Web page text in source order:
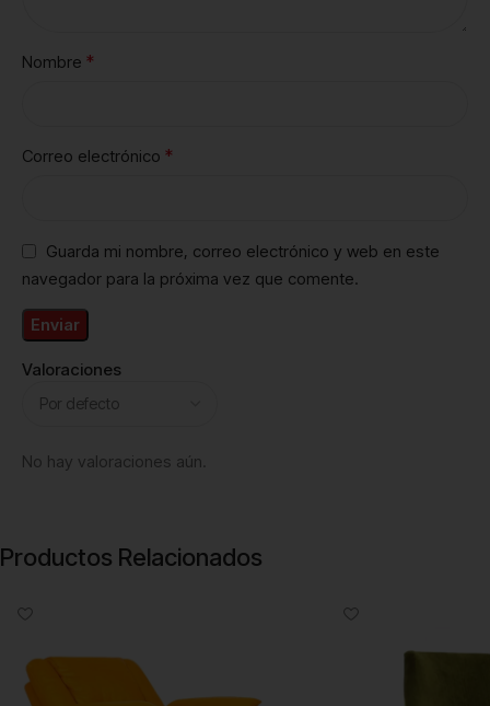
Valoraciones
No hay valoraciones aún.
Nombre *
Correo electrónico *
Guarda mi nombre, correo electrónico y web en este
navegador para la próxima vez que comente.
Productos Relacionados